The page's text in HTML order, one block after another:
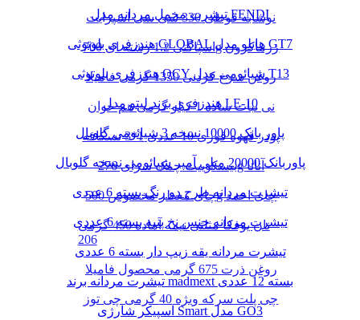
نوشابه قوطی 330 سی سی اسپرایت
اسپاگتی 1.2 رشته ای 700g زرماکرون
روغن سرخ کردنی 1350 گرمی فامیلا
نی نبات ساده 1 کیلو گرمی هم خوان
پودر قهوه فوری 10 عددی 1*3 نسکافه
بیسکوییت چمک سرای 276g آناتا
چای معطر مخصوص 500g چای احمد
نان یوفکا مثلثی نیمه آماده 450 گرمی
206
روغن ذرت 675 گرمی محصول فامیلا
چی پلت سرکه ویژه 40 گرمی چی توز
تیشرت مخمل مردانه مدل FENDI
هندزفری بلوتوثی GLOBAL هایلو مدل GT7
هندزفری بلوتوثی QCY شیائومی مدل T13
هندزفری برند لیتو مدل LE-10
پاور بانک 10000 نسخه 3 شیائومی گلوبال
پاوربانک 20000 میلی آمپر شیائومی نسخه گلوبال
تیشرت مردانه طرح دو رنگ بسته 6 عددی
تیشرت مردانه جنس نخ پنبه بسته 6 عددی
تیشرت مردانه یقه زیپ دار بسته 6 عددی
تیشرت مردانه برند madmext بسته 12 عددی
اسپیکر شارژی Smart مدل GO3